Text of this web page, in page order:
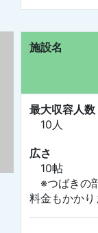
施設名
最大収容人数
10人
広さ
10帖
※つばきの
料金もかか